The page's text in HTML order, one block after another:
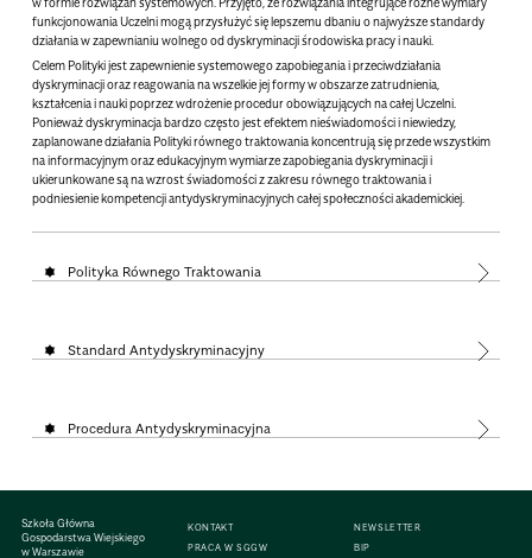
funkcjonowania Uczelni mogą przysłużyć się lepszemu dbaniu o najwyższe standardy
działania w zapewnianiu wolnego od dyskryminacji środowiska pracy i nauki.
Celem Polityki jest zapewnienie systemowego zapobiegania i przeciwdziałania
dyskryminacji oraz reagowania na wszelkie jej formy w obszarze zatrudnienia,
kształcenia i nauki poprzez wdrożenie procedur obowiązujących na całej Uczelni.
Ponieważ dyskryminacja bardzo często jest efektem nieświadomości i niewiedzy,
zaplanowane działania Polityki równego traktowania koncentrują się przede wszystkim
na informacyjnym oraz edukacyjnym wymiarze zapobiegania dyskryminacji i
ukierunkowane są na wzrost świadomości z zakresu równego traktowania i
podniesienie kompetencji antydyskryminacyjnych całej społeczności akademickiej.
Polityka Równego Traktowania
Standard Antydyskryminacyjny
Procedura Antydyskryminacyjna
Szkoła Główna
Gospodarstwa Wiejskiego
w Warszawie
KONTAKT
PRACA W SGGW
NEWSLETTER
BIP